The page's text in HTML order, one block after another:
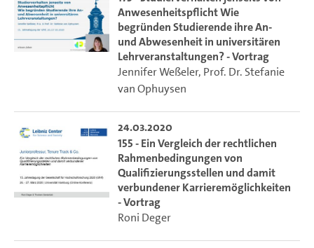
Anwesenheitspflicht Wie
begründen Studierende ihre An-
und Abwesenheit in universitären
Lehrveranstaltungen? - Vortrag
Jennifer Weßeler, Prof. Dr. Stefanie
van Ophuysen
24.03.2020
155 - Ein Vergleich der rechtlichen
Rahmenbedingungen von
Qualifizierungsstellen und damit
verbundener Karrieremöglichkeiten
- Vortrag
Roni Deger